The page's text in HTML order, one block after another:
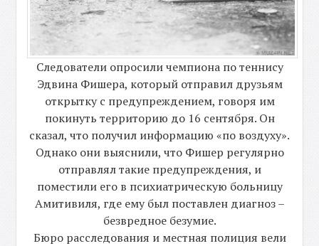
Следователи опросили чемпиона по теннису
Эдвина Фишера, который отправил друзьям
открытку с предупреждением, говоря им
покинуть территорию до 16 сентября. Он
сказал, что получил информацию «по воздуху».
Однако они выяснили, что Фишер регулярно
отправлял такие предупреждения, и
поместили его в психиатрическую больницу
Амитивиля, где ему был поставлен диагноз –
безвредное безумие.
Бюро расследования и местная полиция вели